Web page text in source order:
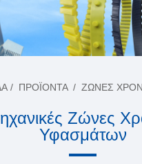
/ ΠΡΟΪΌΝΤΑ/ ΖΏΝΕΣ
Ζώνες
Υφασμάτων